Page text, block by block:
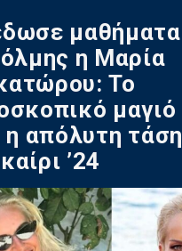
μαθήματα
η Μαρία
Το
μαγιό
η απόλυτη
’24